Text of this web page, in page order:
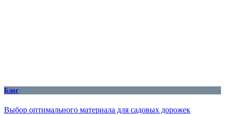
Блог
Выбор оптимального материала для садовых дорожек